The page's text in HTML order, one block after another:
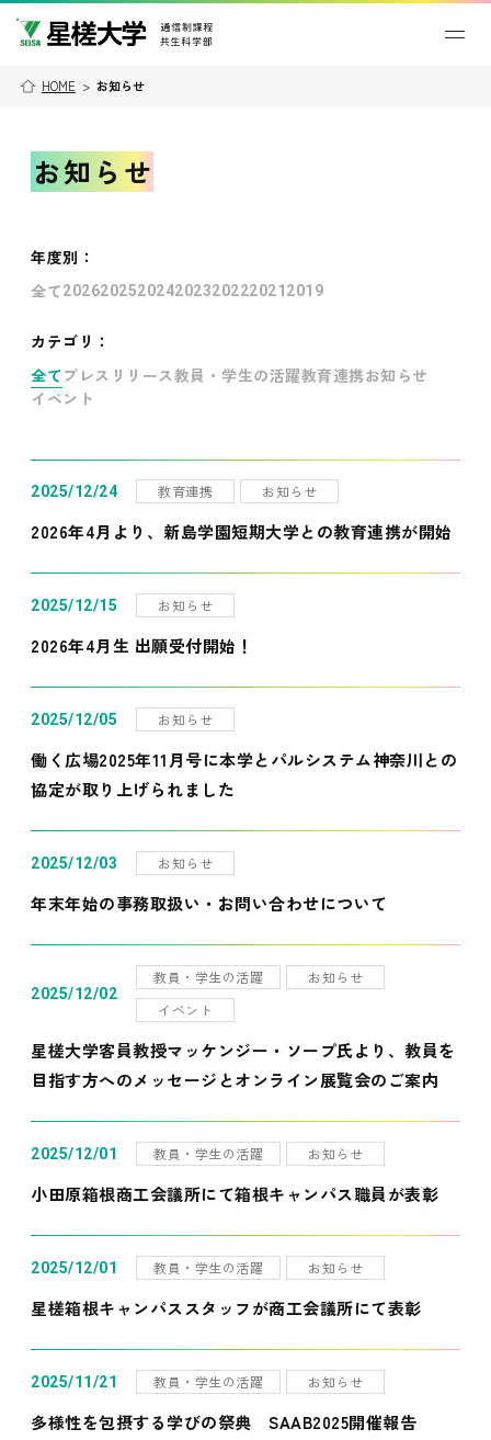
HOME > お知らせ
お知らせ
年度別 ：
全て202620252024202320222021 2019
カテゴリ：
全て プレスリリース教員・学生の活躍教育連携お知らせ
イベント
2025/12/24 教育連携 お知らせ
2026年4月より、新島学園短期大学との教育連携が開始
2025/12/15 お知らせ
2026年4月生 出願受付開始！
2025/12/05 お知らせ
働く広場2025年11月号に本学とパルシステム神奈川との
協定が取り上げられました
2025/12/03 お知らせ
年末年始の事務取扱い・お問い合わせについて
2025/12/02
教員・学生の活躍
お知らせ
イベント
星槎大学客員教授マッケンジー・ソープ氏より、教員を
目指す方へのメッセージとオンライン展覧会のご案内
2025/12/01 教員・学生の活躍 お知らせ
小田原箱根商工会議所にて箱根キャンパス職員が表彰
2025/12/01 教員・学生の活躍 お知らせ
星槎箱根キャンパススタッフが商工会議所にて表彰
2025/11/21 教員・学生の活躍 お知らせ
多様性を包摂する学びの祭典 SAAB2025開催報告